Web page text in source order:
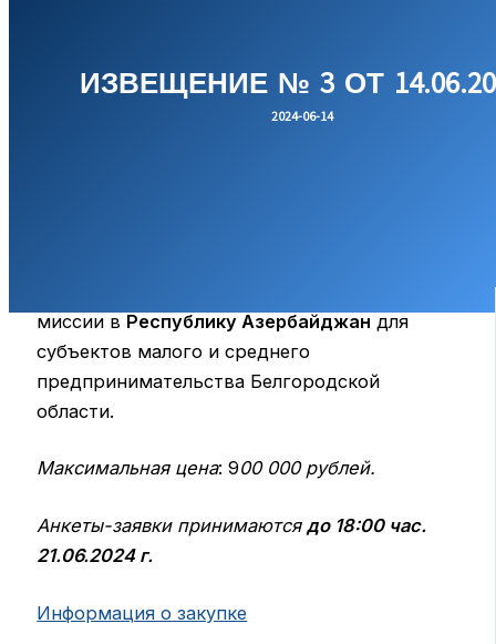
ИЗВЕЩЕНИЕ № 3 ОТ
2024-06-14
миссии в Республику Азербайджан для
субъектов малого и среднего
предпринимательства Белгородской
области.
Максимальная цена: 900 000 рублей.
Анкеты-заявки принимаютсядо 18:00 час.
21.06.2024 г.
Информация о закупке